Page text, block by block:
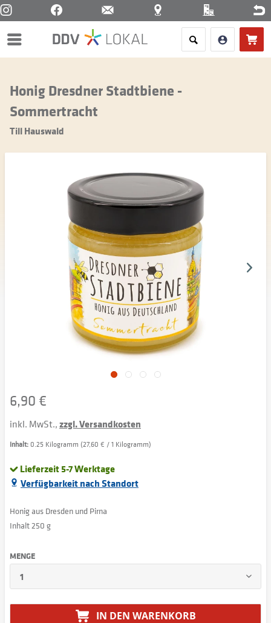
Menü
Honig Dresdner Stadtbiene -
Sommertracht
Till Hauswald
6,90 €
inkl. MwSt.,zzgl. Versandkosten
Inhalt: 0.25 Kilogramm (27,60 € / 1 Kilogramm)
Lieferzeit 5-7 Werktage
Verfügbarkeit nach Standort
Honig aus Dresden und Pirna
Inhalt 250 g
MENGE
IN DEN WARENKORB